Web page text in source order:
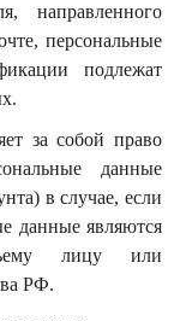
направленного
персональные
подлежат
за собой право
данные
в случае, если
данные являются
лицу или
РФ.